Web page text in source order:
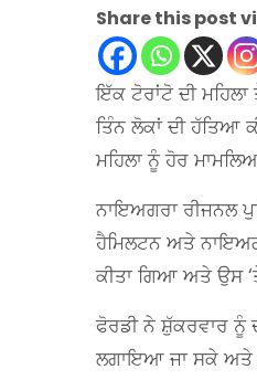
Share this post
ਇੱਕ ਟੋਰਾਂਟੋ ਦੀ
ਤਿੰਨ ਲੋਕਾਂ ਦੀ ਹੱਤਿਆ
ਮਹਿਲਾ ਨੂੰ ਹੋਰ
ਨਾਇਅਗਰਾ ਰੀਜਨਲ
ਹੈਮਿਲਟਨ ਅਤੇ
ਕੀਤਾ ਗਿਆ ਅਤੇ ਉਸ
ਫੋਰਡੀ ਨੇ ਸ਼ੁੱਕਰਵਾਰ ਨੂੰ
ਲਗਾਇਆ ਜਾ ਸਕੇ ਅਤੇ